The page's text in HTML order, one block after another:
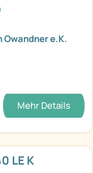
e.K.
Mehr Details
LE K